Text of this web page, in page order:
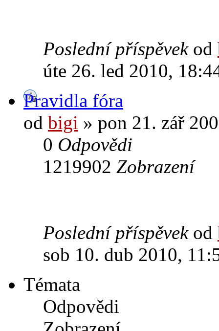
Poslední příspěvek od
úte 26. led 2010,
Pravidla fóra
od bigi » pon 21. zář
0 Odpovědi
1219902 Zobrazení
Poslední příspěvek od
sob 10. dub 2010,
Témata
Odpovědi